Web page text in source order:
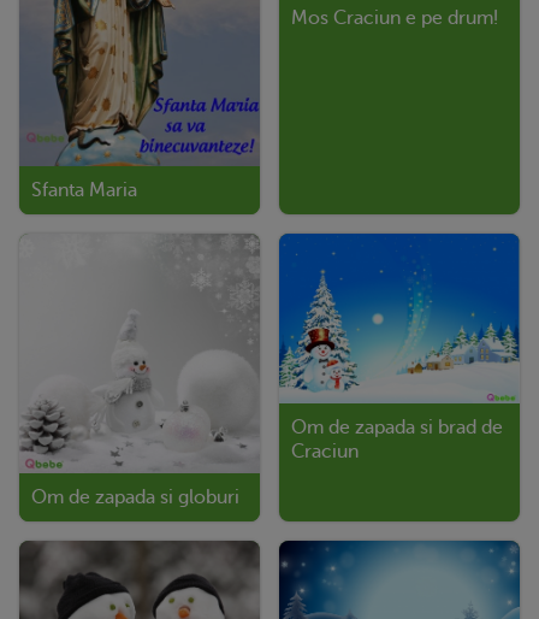
Sfanta Maria
Mos Craciun e pe drum!
Om de zapada si globuri
Om de zapada si brad de
Craciun